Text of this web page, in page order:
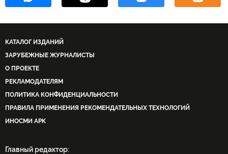
КАТАЛОГ ИЗДАНИЙ
ЗАРУБЕЖНЫЕ ЖУРНАЛИСТЫ
О ПРОЕКТЕ
РЕКЛАМОДАТЕЛЯМ
ПОЛИТИКА КОНФИДЕНЦИАЛЬНОСТИ
ПРАВИЛА ПРИМЕНЕНИЯ РЕКОМЕНДАТЕЛЬНЫХ ТЕХНОЛОГИЙ
ИНОСМИ APK
Главный редактор: